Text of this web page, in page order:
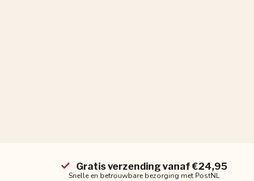
Gratis verzending vanaf €24,95
Snelle en betrouwbare bezorging met PostNL